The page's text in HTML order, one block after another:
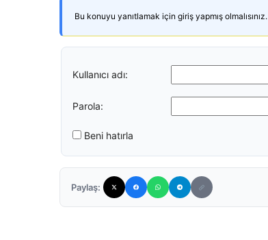
Bu konuyu yanıtlamak için giriş yapmış olmalısınız.
Kullanıcı adı:
Parola:
Beni hatırla
Paylaş: